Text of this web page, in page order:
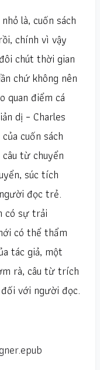
là, cuốn sách
chính vì vậy
chút thời gian
chứ không nên
quan điểm cá
dị – Charles
cuốn sách
từ chuyển
súc tích
đọc trẻ.
có sự trải
có thể thẩm
tác giả, một
rà, câu từ trích
với người đọc.